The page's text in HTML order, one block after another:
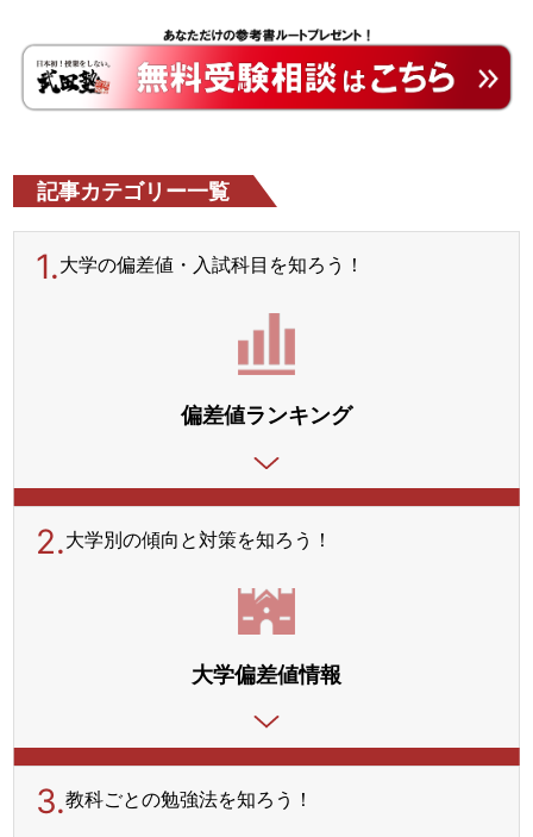
記事カテゴリー一覧
1.大学の偏差値・入試科目を知ろう！
偏差値ランキング
2.大学別の傾向と対策を知ろう！
大学偏差値情報
3.教科ごとの勉強法を知ろう！